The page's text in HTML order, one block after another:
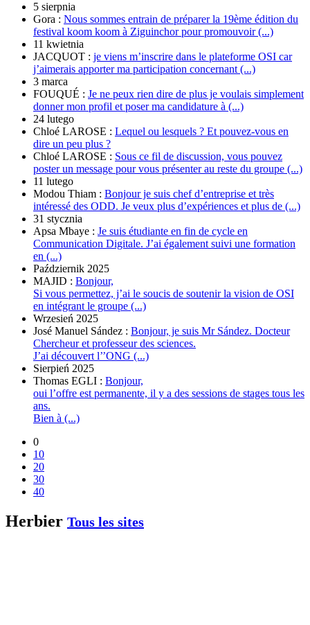
5 sierpnia
Gora : Nous sommes entrain de préparer la 19ème édition du
festival koom koom à Ziguinchor pour promouvoir (...)
11 kwietnia
JACQUOT : je viens m’inscrire dans le plateforme OSI car
j’aimerais apporter ma participation concernant (...)
3 marca
FOUQUÉ : Je ne peux rien dire de plus je voulais simplement
donner mon profil et poser ma candidature à (...)
24 lutego
Chloé LAROSE : Lequel ou lesquels ? Et pouvez-vous en
dire un peu plus ?
Chloé LAROSE : Sous ce fil de discussion, vous pouvez
poster un message pour vous présenter au reste du groupe (...)
11 lutego
Modou Thiam : Bonjour je suis chef d’entreprise et très
intéressé des ODD. Je veux plus d’expériences et plus de (...)
31 stycznia
Apsa Mbaye : Je suis étudiante en fin de cycle en
Communication Digitale. J’ai également suivi une formation
en (...)
Październik 2025
MAJID : Bonjour,
Si vous permettez, j’ai le soucis de soutenir la vision de OSI
en intégrant le groupe (...)
Wrzesień 2025
José Manuel Sández : Bonjour, je suis Mr Sández. Docteur
Chercheur et professeur des sciences.
J’ai découvert l’’ONG (...)
Sierpień 2025
Thomas EGLI : Bonjour,
oui l’offre est permanente, il y a des sessions de stages tous les
ans.
Bien à (...)
0
10
20
30
40
Herbier Tous les sites